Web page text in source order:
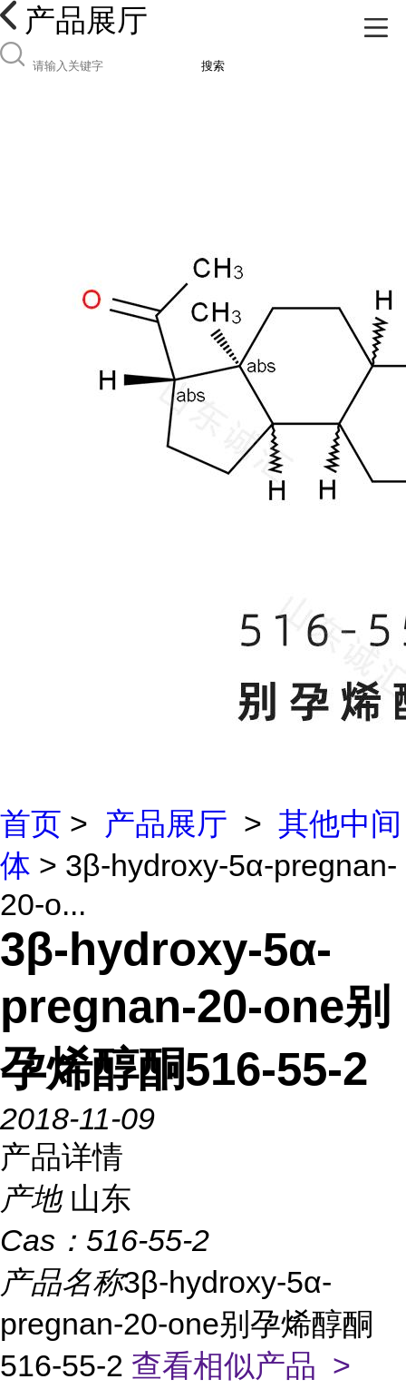
产品展厅
搜索
首页 > 产品展厅 > 其他中间
体 > 3β-hydroxy-5α-pregnan-
20-o...
3β-hydroxy-5α-
pregnan-20-one别
孕烯醇酮516-55-2
2018-11-09
产品详情
产地 山东
Cas： 516-55-2
产品名称3β-hydroxy-5α-
pregnan-20-one别孕烯醇酮
516-55-2 查看相似产品 >